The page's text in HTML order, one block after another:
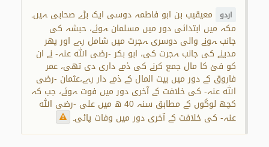
اردو
معیقیب بن ابو فاطمہ دوسی ایک بڑے صحابی ہیں۔
مکہ میں ابتدائی دور میں مسلمان ہوئے، حبشہ کی
جانب ہونے والی دوسری ہجرت میں شامل رہے اور پھر
مدینے کی جانب ہجرت کی، ابو بکر -رضی اللہ عنہ- نے ان
کو فئ کا مال جمع کرنے کی ذمے داری دی تھی، عمر
فاروق کے دور میں بیت المال کے ذمے دار رہے،عثمان -رضی
اللہ عنہ- کی خلافت کے آخری دور میں فوت ہوئے، جب کہ
کچھ لوگوں کے مطابق سنہ 40 ھ میں علی -رضی اللہ
عنہ- کی خلافت کے آخری دور میں وفات پائی۔